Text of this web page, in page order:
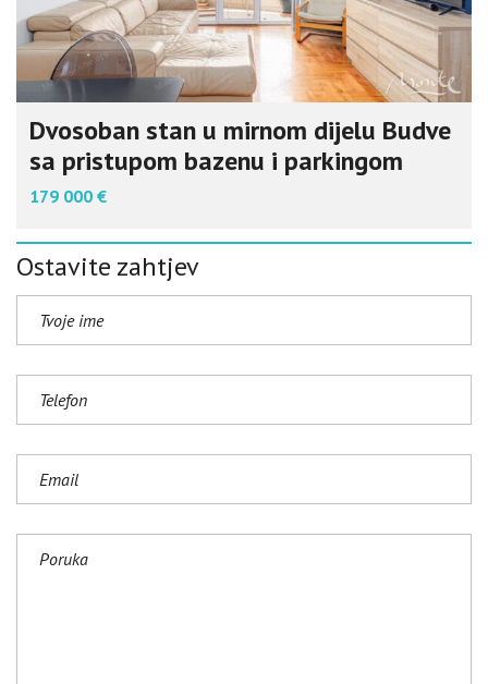
Dvosoban stan u mirnom dijelu Budve
sa pristupom bazenu i parkingom
179 000 €
Ostavite zahtjev